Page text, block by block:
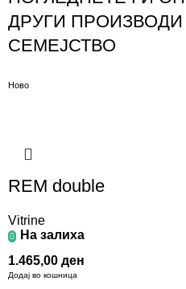
ДРУГИ
СЕМЕЈСТВО
Ново
REM double
Vitrine
На залиха
1.465,00 ден
Додај во кошница